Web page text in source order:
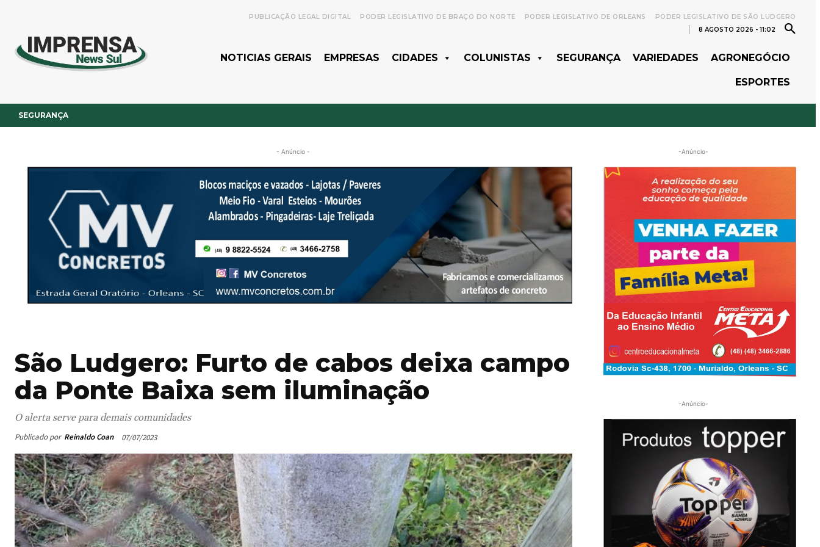
PUBLICAÇÃO LEGAL DIGITAL PODER LEGISLATIVO DE BRAÇO DO NORTE PODER LEGISLATIVO DE ORLEANS
PODER LEGISLATIVO DE SÃO LUDGERO
8 AGOSTO 2026 - 11:02
NOTICIAS GERAIS EMPRESAS CIDADES COLUNISTAS SEGURANÇA VARIEDADES AGRONEGÓCIO
ESPORTES
SEGURANÇA
- Anúncio -
São Ludgero: Furto de cabos deixa campo
da Ponte Baixa sem iluminação
O alerta serve para demais comunidades
Publicado por Reinaldo Coan 07/07/2023
-Anúncio-
-Anúncio-